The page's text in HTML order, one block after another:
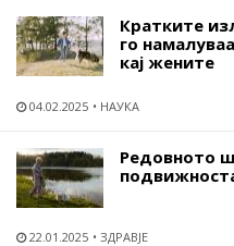
Кратките
го
кај жените
04.02.2025 НАУКА
Редовното
22.01.2025 ЗДРАВЈЕ